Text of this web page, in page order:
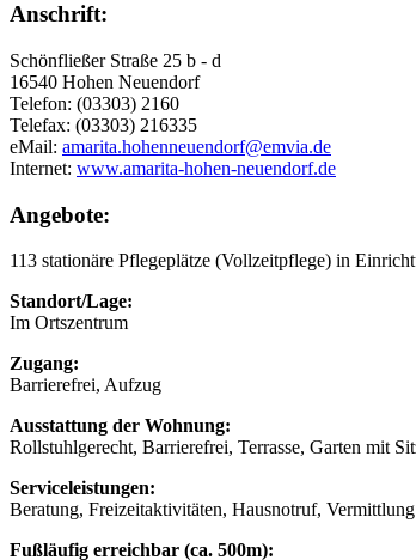
Anschrift:
Schönfließer Straße 25 b - d
16540 Hohen Neuendorf
Telefon: (03303) 2160
Telefax: (03303) 216335
eMail: amarita.hohenneuendorf@emvia.de
Internet: www.amarita-hohen-neuendorf.de
Angebote:
113 stationäre Pflegeplätze (Vollzeitpflege) in
Standort/Lage:
Im Ortszentrum
Zugang:
Barrierefrei, Aufzug
Ausstattung der Wohnung:
Rollstuhlgerecht, Barrierefrei, Terrasse, Garten mit
Serviceleistungen:
Beratung, Freizeitaktivitäten, Hausnotruf,
Fußläufig erreichbar (ca. 500m):